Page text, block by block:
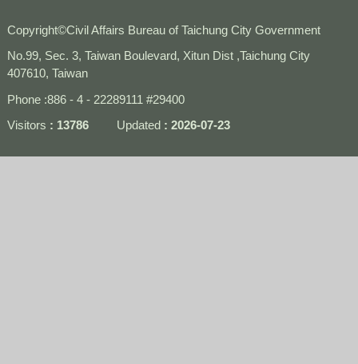
Copyright©Civil Affairs Bureau of Taichung City Government
No.99, Sec. 3, Taiwan Boulevard, Xitun Dist ,Taichung City
407610, Taiwan
Phone :886 - 4 - 22289111 #29400
Visitors
13786 Updated 2026-07-23